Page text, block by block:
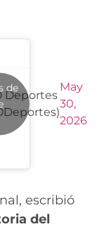
Deportes
May
30,
2026
de
escribió
del